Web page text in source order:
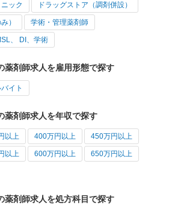
ック ドラッグストア（調剤併設）
） 学術・管理薬剤師
、 DI、学術
薬剤師求人を雇用形態で探す
イト
薬剤師求人を年収で探す
以上 400万円以上 450万円以上
以上 600万円以上 650万円以上
薬剤師求人を処方科目で探す